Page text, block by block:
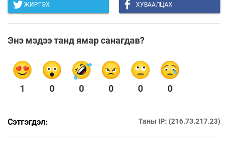
ЖИРГЭХ ХУВААЛЦАХ
Энэ мэдээ танд ямар санагдав?
1 0 0 0 0 0
Сэтгэгдэл: Таны IP: (216.73.217.23)